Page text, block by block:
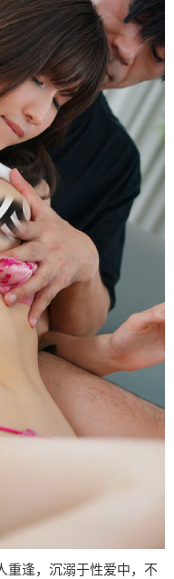
重逢，沉溺于性爱中，不